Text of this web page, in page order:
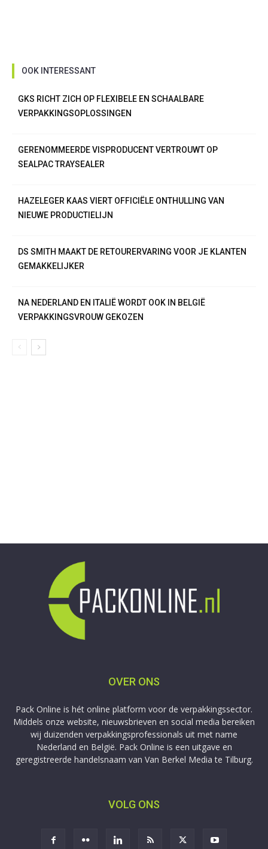
OOK INTERESSANT
GKS RICHT ZICH OP FLEXIBELE EN SCHAALBARE
VERPAKKINGSOPLOSSINGEN
GERENOMMEERDE VISPRODUCENT VERTROUWT OP
SEALPAC TRAYSEALER
HAZELEGER KAAS VIERT OFFICIËLE ONTHULLING VAN
NIEUWE PRODUCTIELIJN
DS SMITH MAAKT DE RETOURERVARING VOOR JE KLANTEN
GEMAKKELIJKER
NA NEDERLAND EN ITALIË WORDT OOK IN BELGIË
VERPAKKINGSVROUW GEKOZEN
OVER ONS
Pack Online is hét online platform voor de verpakkingssector.
Middels onze website, nieuwsbrieven en social media bereiken
wij duizenden verpakkingsprofessionals uit met name
Nederland en België. Pack Online is een uitgave en
geregistreerde handelsnaam van Van Berkel Media te Tilburg.
VOLG ONS